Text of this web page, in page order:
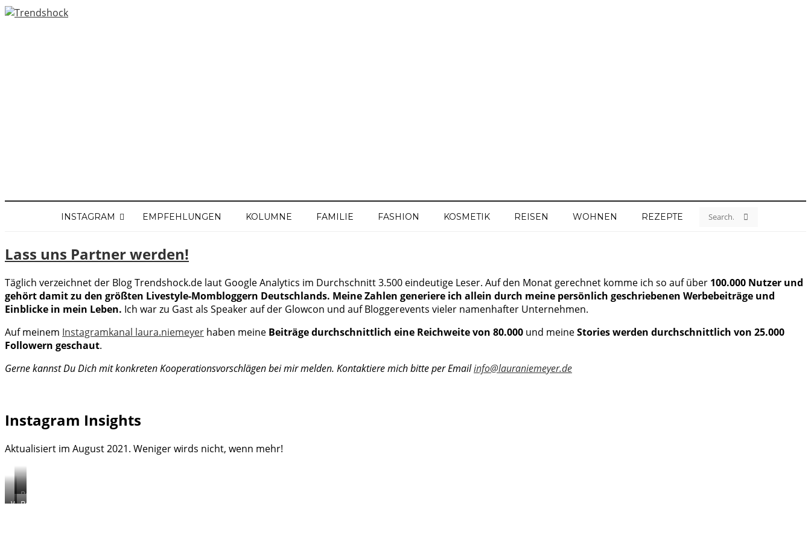
INSTAGRAM EMPFEHLUNGEN KOLUMNE FAMILIE FASHION KOSMETIK REISEN WOHNEN REZEPTE
Lass uns Partner werden!
Täglich verzeichnet der Blog Trendshock.de laut Google Analytics im Durchschnitt 3.500 eindeutige Leser. Auf den Monat gerechnet komme ich so auf über 100.000 Nutzer und
gehört damit zu den größten Livestyle-Mombloggern Deutschlands. Meine Zahlen generiere ich allein durch meine persönlich geschriebenen Werbebeiträge und
Einblicke in mein Leben. Ich war zu Gast als Speaker auf der Glowcon und auf Bloggerevents vieler namenhafter Unternehmen.
Auf meinem Instagramkanal laura.niemeyer haben meine Beiträge durchschnittlich eine Reichweite von 80.000 und meineStories werden durchschnittlich von 25.000
Followern geschaut.
Gerne kannst Du Dich mit konkreten Kooperationsvorschlägen bei mir melden. Kontaktiere mich bitte per Emailinfo@lauraniemeyer.de
Instagram Insights
Aktualisiert im August 2021. Weniger wirds nicht, wenn mehr!
Beitrag
über
Werbung
Beitrag